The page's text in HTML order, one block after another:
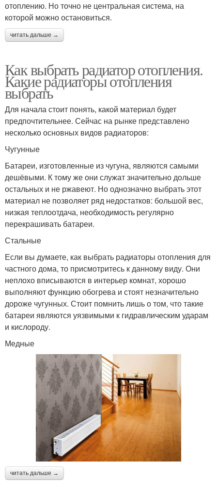
отоплению. Но точно не центральная система, на
которой можно остановиться.
читать дальше →
Как выбрать радиатор отопления.
Какие радиаторы отопления
выбрать
Для начала стоит понять, какой материал будет
предпочтительнее. Сейчас на рынке представлено
несколько основных видов радиаторов:
Чугунные
Батареи, изготовленные из чугуна, являются самыми
дешёвыми. К тому же они служат значительно дольше
остальных и не ржавеют. Но однозначно выбрать этот
материал не позволяет ряд недостатков: большой вес,
низкая теплоотдача, необходимость регулярно
перекрашивать батареи.
Стальные
Если вы думаете, как выбрать радиаторы отопления для
частного дома, то присмотритесь к данному виду. Они
неплохо вписываются в интерьер комнат, хорошо
выполняют функцию обогрева и стоят незначительно
дороже чугунных. Стоит помнить лишь о том, что такие
батареи являются уязвимыми к гидравлическим ударам
и кислороду.
Медные
читать дальше →